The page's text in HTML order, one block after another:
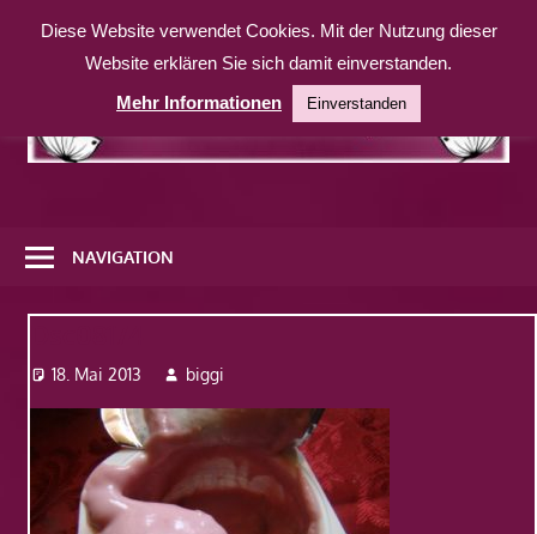
Inhalt
weitere
Website
NAVIGATION
18. Mai 2013 biggi
Diese Website verwendet Cookies. Mit der Nutzung dieser
Website erklären Sie sich damit einverstanden.
Mehr Informationen
Einverstanden